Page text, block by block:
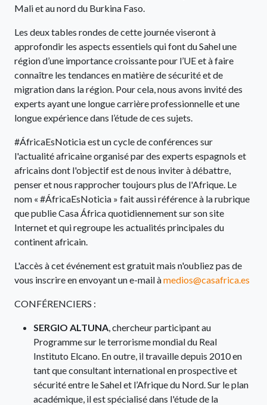
Mali et au nord du Burkina Faso.
Les deux tables rondes de cette journée viseront à
approfondir les aspects essentiels qui font du Sahel une
région d’une importance croissante pour l’UE et à faire
connaître les tendances en matière de sécurité et de
migration dans la région. Pour cela, nous avons invité des
experts ayant une longue carrière professionnelle et une
longue expérience dans l’étude de ces sujets.
#ÁfricaEsNoticia est un cycle de conférences sur
l'actualité africaine organisé par des experts espagnols et
africains dont l'objectif est de nous inviter à débattre,
penser et nous rapprocher toujours plus de l'Afrique. Le
nom « #ÁfricaEsNoticia » fait aussi référence à la rubrique
que publie Casa África quotidiennement sur son site
Internet et qui regroupe les actualités principales du
continent africain.
L'accès à cet événement est gratuit mais n'oubliez pas de
vous inscrire en envoyant un e-mail àmedios@casafrica.es
CONFÉRENCIERS :
SERGIO ALTUNA, chercheur participant au
Programme sur le terrorisme mondial du Real
Instituto Elcano. En outre, il travaille depuis 2010 en
tant que consultant international en prospective et
sécurité entre le Sahel et l’Afrique du Nord. Sur le plan
académique, il est spécialisé dans l'étude de la